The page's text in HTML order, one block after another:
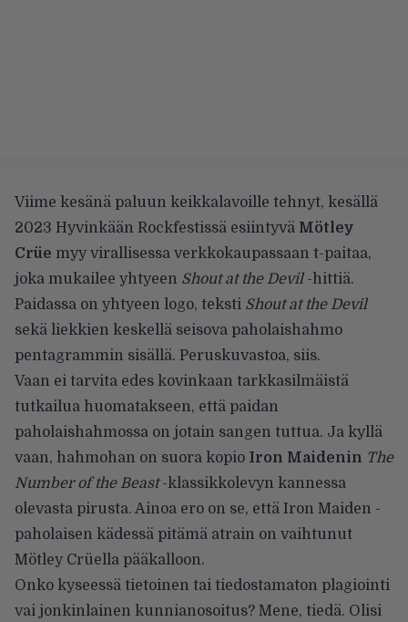
Viime kesänä paluun keikkalavoille tehnyt, kesällä
2023 Hyvinkään Rockfestissä esiintyvä Mötley
Crüe myy virallisessa verkkokaupassaan t-paitaa,
joka mukailee yhtyeen Shout at the Devil-hittiä.
Paidassa on yhtyeen logo, teksti Shout at the Devil
sekä liekkien keskellä seisova paholaishahmo
pentagrammin sisällä. Peruskuvastoa, siis.
Vaan ei tarvita edes kovinkaan tarkkasilmäistä
tutkailua huomatakseen, että paidan
paholaishahmossa on jotain sangen tuttua. Ja kyllä
vaan, hahmohan on suora kopio Iron Maidenin The
Number of the Beast-klassikkolevyn kannessa
olevasta pirusta. Ainoa ero on se, että Iron Maiden -
paholaisen kädessä pitämä atrain on vaihtunut
Mötley Crüella pääkalloon.
Onko kyseessä tietoinen tai tiedostamaton plagiointi
vai jonkinlainen kunnianosoitus? Mene, tiedä. Olisi